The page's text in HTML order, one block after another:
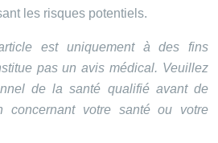
les risques potentiels.
est uniquement à des fins
pas un avis médical. Veuillez
de la santé qualifié avant de
concernant votre santé ou votre